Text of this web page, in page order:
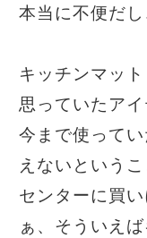
本当に不便だ
キッチンマッ
思っていたアイ
今まで使って
えないという
センターに買
ぁ、そういえ